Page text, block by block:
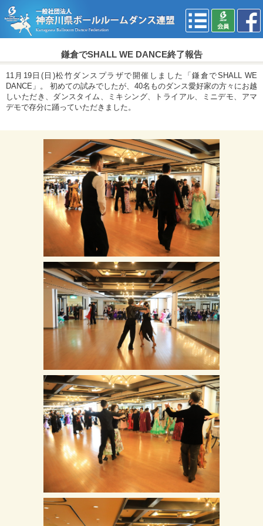
鎌倉でSHALL WE DANCE終了報告
11月19日(日)松竹ダンスプラザで開催しました「鎌倉でSHALL WE
DANCE」。 初めての試みでしたが、40名ものダンス愛好家の方々にお越
しいただき、ダンスタイム、ミキシング、トライアル、ミニデモ、アマ
デモで存分に踊っていただきました。